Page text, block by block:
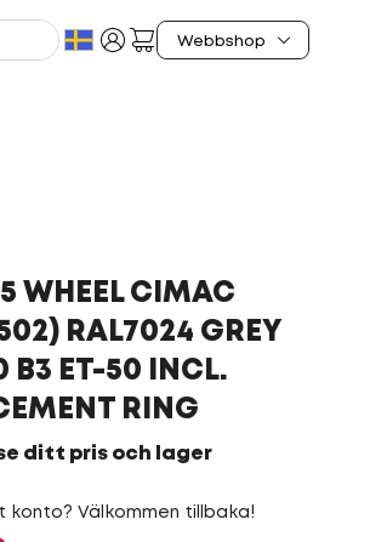
WHEEL CIMAC
RAL7024 GREY
B3 ET-50 INCL.
RING
ditt pris och lager
konto? Välkommen tillbaka!